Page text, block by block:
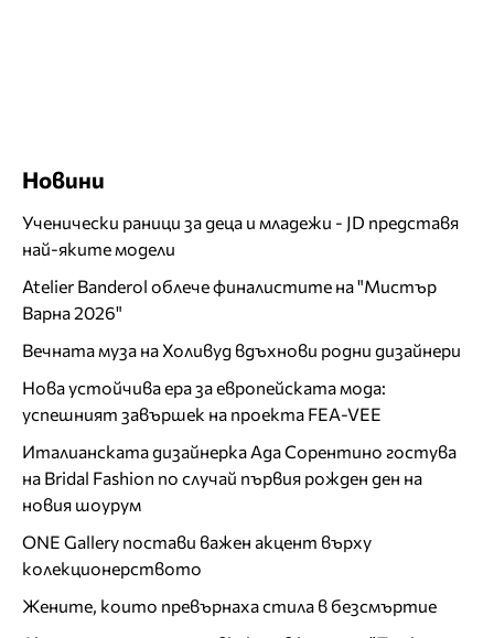
Новини
Ученически раници за деца и младежи - JD представя
най-яките модели
Atelier Banderol облече финалистите на "Мистър
Варна 2026"
Вечната муза на Холивуд вдъхнови родни дизайнери
Нова устойчива ера за европейската мода:
успешният завършек на проекта FEA-VEE
Италианската дизайнерка Ада Сорентино гостува
на Bridal Fashion по случай първия рожден ден на
новия шоурум
ONE Gallery постави важен акцент върху
колекционерството
Жените, които превърнаха стила в безсмъртие